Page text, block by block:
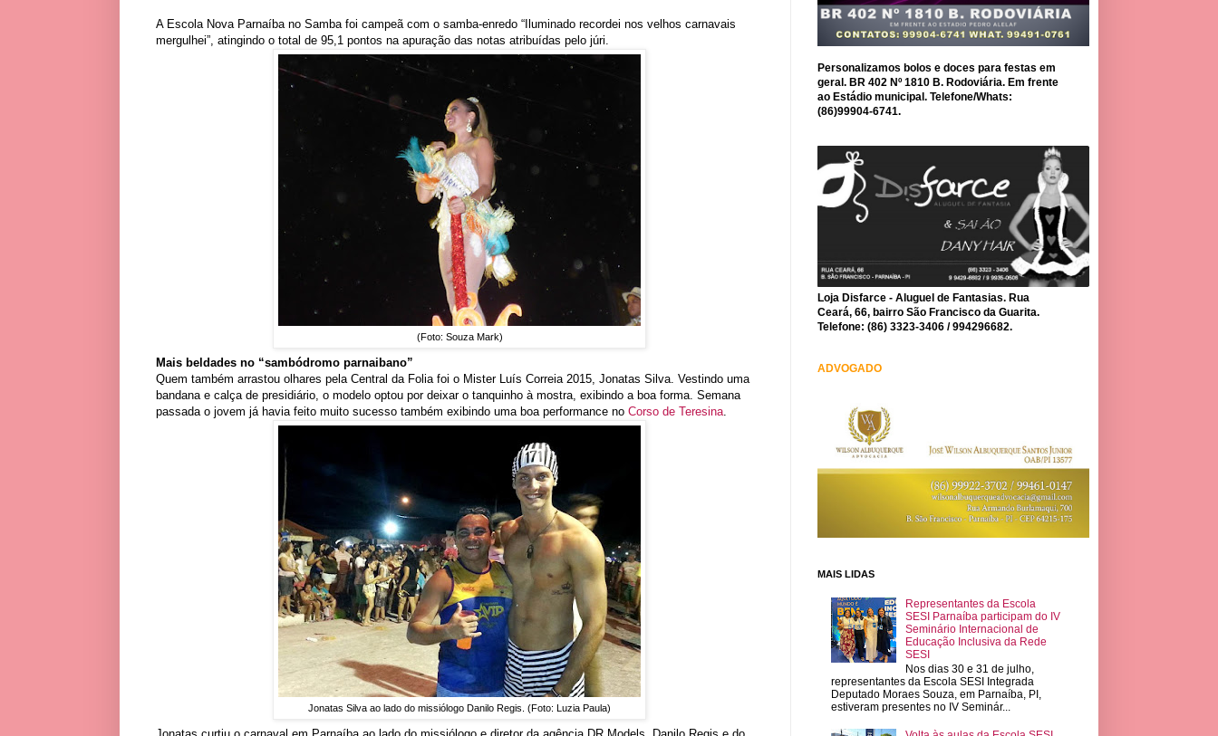
A Escola Nova Parnaíba no Samba foi campeã com o samba-enredo “Iluminado recordei nos velhos carnavais
mergulhei”, atingindo o total de 95,1 pontos na apuração das notas atribuídas pelo júri.
(Foto: Souza Mark)
Mais beldades no “sambódromo parnaibano”
Quem também arrastou olhares pela Central da Folia foi o Mister Luís Correia 2015, Jonatas Silva. Vestindo uma
bandana e calça de presidiário, o modelo optou por deixar o tanquinho à mostra, exibindo a boa forma. Semana
passada o jovem já havia feito muito sucesso também exibindo uma boa performance no Corso de Teresina.
Jonatas Silva ao lado do missiólogo Danilo Regis. (Foto: Luzia Paula)
Personalizamos bolos e doces para festas em
geral. BR 402 Nº 1810 B. Rodoviária. Em frente
ao Estádio municipal. Telefone/Whats:
(86)99904-6741.
Loja Disfarce - Aluguel de Fantasias. Rua
Ceará, 66, bairro São Francisco da Guarita.
Telefone: (86) 3323-3406 / 994296682.
ADVOGADO
MAIS LIDAS
Representantes da Escola
SESI Parnaíba participam do IV
Seminário Internacional de
Educação Inclusiva da Rede
SESI
Nos dias 30 e 31 de julho,
representantes da Escola SESI Integrada
Deputado Moraes Souza, em Parnaíba, PI,
estiveram presentes no IV Seminár...